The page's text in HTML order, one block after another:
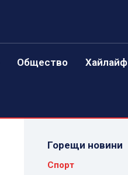
Общество Хайлайф
Горещи новини
Спорт